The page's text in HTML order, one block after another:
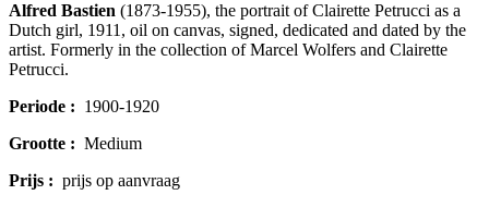
Alfred Bastien (1873-1955), the portrait of Clairette Petrucci as a
Dutch girl, 1911, oil on canvas, signed, dedicated and dated by the
artist. Formerly in the collection of Marcel Wolfers and Clairette
Petrucci.
Periode : 1900-1920
Grootte : Medium
Prijs : prijs op aanvraag